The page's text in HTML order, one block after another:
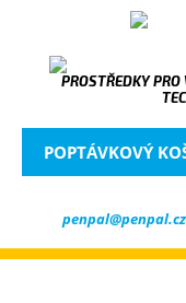
PROSTŘEDKY
POPTÁVKOVÝ
penpal@penpal.cz